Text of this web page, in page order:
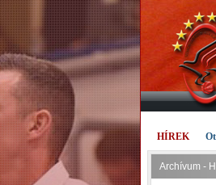
HÍREK
Archívum -